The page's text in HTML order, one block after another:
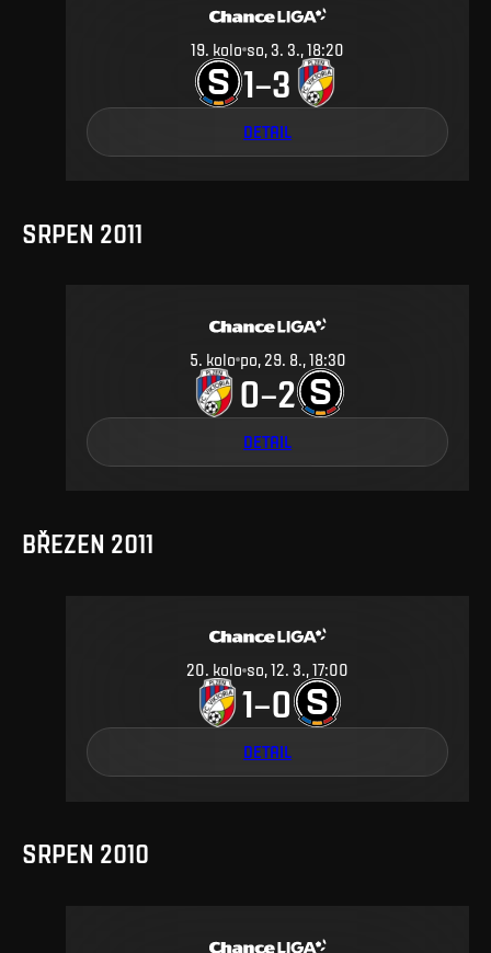
19 kolo so, 3. 3., 18:20
1–3
DETAIL
SRPEN 2011
5. kolo po, 29. 8., 18:30
0–2
DETAIL
BŘEZEN 2011
20. kolo so, 12. 3., 17:00
1–0
DETAIL
SRPEN 2010